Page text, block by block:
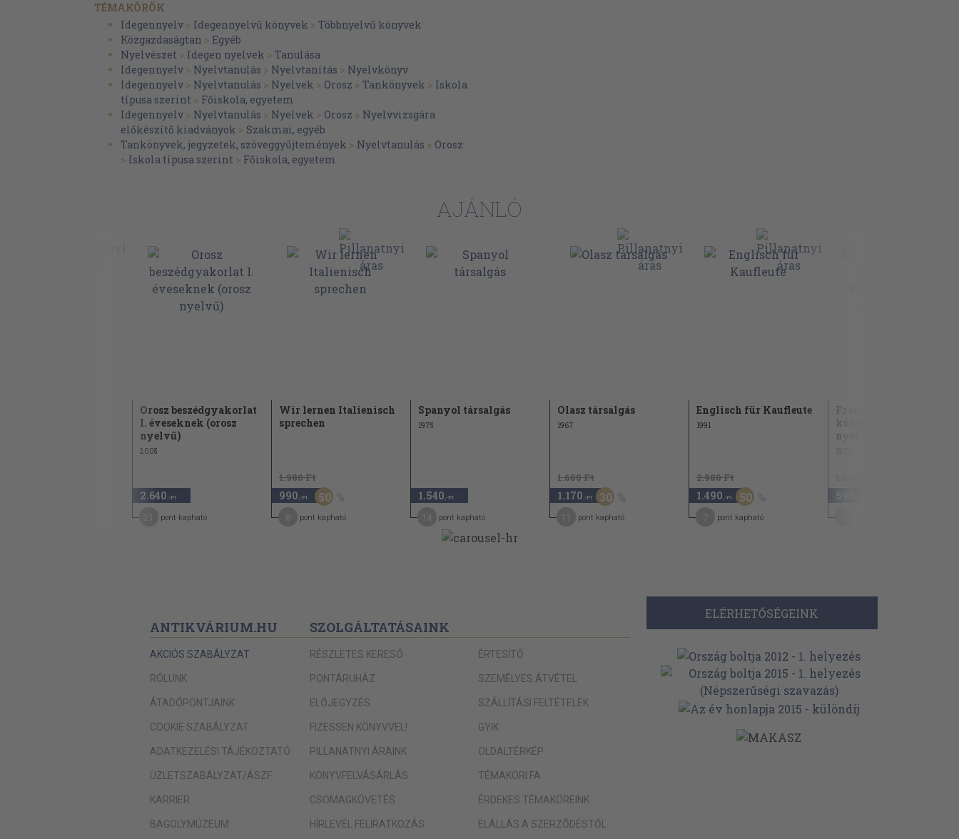
TÉMAKÖRÖK
Idegennyelv > Idegennyelvű könyvek > Többnyelvű könyvek
Közgazdaságtan > Egyéb
Nyelvészet > Idegen nyelvek > Tanulása
Idegennyelv > Nyelvtanulás > Nyelvtanítás > Nyelvkönyv
Idegennyelv > Nyelvtanulás > Nyelvek > Orosz > Tankönyvek > Iskola
típusa szerint > Főiskola, egyetem
Idegennyelv > Nyelvtanulás > Nyelvek > Orosz > Nyelvvizsgára
előkészítő kiadványok > Szakmai, egyéb
Tankönyvek, jegyzetek, szöveggyűjtemények > Nyelvtanulás > Orosz
> Iskola típusa szerint > Főiskola, egyetem
AJÁNLÓ
Orosz beszédgyakorlat
I. éveseknek (orosz
nyelvű)
2005
2.640 ,-Ft
pont kapható
Wir lernen Italienisch
sprechen
1.980 Ft
990 ,-Ft 50
pont kapható
Spanyol társalgás
1975
1.540 ,-Ft
pont kapható
Olasz társalgás
1967
1.680 Ft
1.170 ,-Ft 30
pont kapható
Englisch für Kaufleute
1991
2.980 Ft
1.490 ,-Ft 50
pont kapható
Francia társalgási és
külkereskedelmi
nyelvkönyv
ANTIKVÁRIUM.HU
AKCIÓS SZABÁLYZAT
RÓLUNK
ÁTADÓPONTJAINK
COOKIE SZABÁLYZAT
ADATKEZELÉSI TÁJÉKOZTATÓ
ÜZLETSZABÁLYZAT/ÁSZF
KARRIER
BAGOLYMÚZEUM
SZOLGÁLTATÁSAINK
RÉSZLETES KERESŐ
PONTÁRUHÁZ
ELŐJEGYZÉS
FIZESSEN KÖNYVVEL!
PILLANATNYI ÁRAINK
KÖNYVFELVÁSÁRLÁS
CSOMAGKÖVETÉS
HÍRLEVÉL FELIRATKOZÁS
ÉRTESÍTŐ
SZEMÉLYES ÁTVÉTEL
SZÁLLÍTÁSI FELTÉTELEK
GYIK
OLDALTÉRKÉP
TÉMAKÖRI FA
ÉRDEKES TÉMAKÖREINK
ELÁLLÁS A SZERZŐDÉSTŐL
ELÉRHETŐSÉGEINK